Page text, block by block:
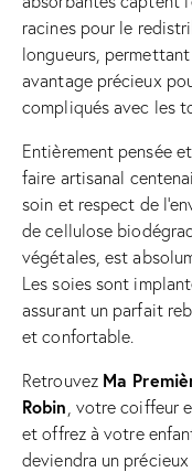
racines pour le
longueurs,
avantage précieux
compliqués avec les
Entièrement pensée
faire artisanal
soin et respect de
de cellulose
végétales, est
Les soies sont
assurant un parfait
et confortable.
Retrouvez Ma
Robin, votre coiffeur
et offrez à votre
deviendra un